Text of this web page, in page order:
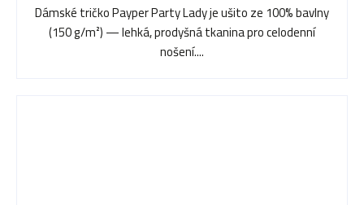
Dámské tričko Payper Party Lady je ušito ze 100% bavlny
(150 g/m²) — lehká, prodyšná tkanina pro celodenní
nošení....